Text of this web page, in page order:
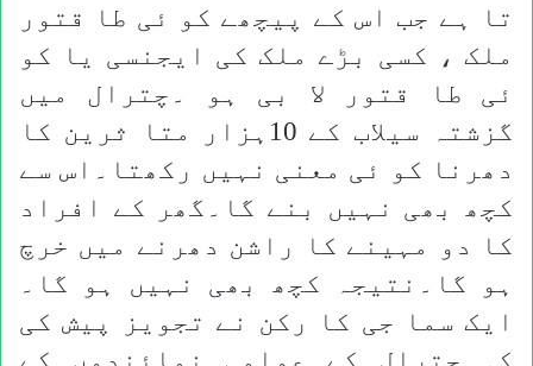
تا ہے جب اس کے پیچھے کو ئی طا قتور
ملک ، کسی بڑے ملک کی ایجنسی یا کو
ئی طا قتور لا بی ہو ۔چترال میں
گزشتہ سیلاب کے 10ہزار متا ثرین کا
دھرنا کو ئی معنی نہیں رکھتا۔اس سے
کچھ بھی نہیں بنے گا۔گھر کے افراد
کا دو مہینے کا راشن دھرنے میں خرچ
ہو گا۔نتیجہ کچھ بھی نہیں ہو گا۔
ایک سما جی کا رکن نے تجویز پیش کی
کہ چترال کے عوامی نمائندوں کے